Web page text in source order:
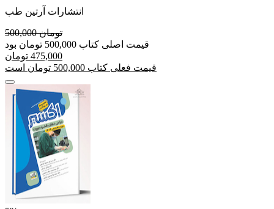
انتشارات آرتین طب
500,000 تومان
قیمت اصلی کتاب 500,000 تومان بود
475,000 تومان
قیمت فعلی کتاب 500,000 تومان است